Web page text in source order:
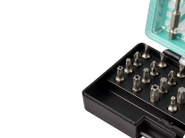
Оформление заказа